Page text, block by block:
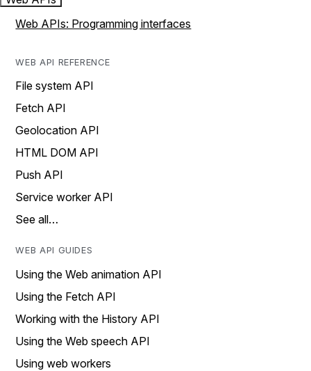
Web APIs: Programming interfaces
WEB API REFERENCE
File system API
Fetch API
Geolocation API
HTML DOM API
Push API
Service worker API
See all…
WEB API GUIDES
Using the Web animation API
Using the Fetch API
Working with the History API
Using the Web speech API
Using web workers